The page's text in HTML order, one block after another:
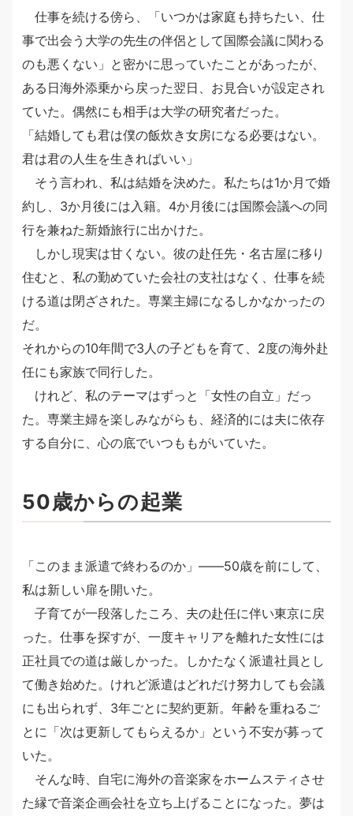
仕事を続ける傍ら、「いつかは家庭も持ちたい、仕
事で出会う大学の先生の伴侶として国際会議に関わる
のも悪くない」と密かに思っていたことがあったが、
ある日海外添乗から戻った翌日、お見合いが設定され
ていた。偶然にも相手は大学の研究者だった。
「結婚しても君は僕の飯炊き女房になる必要はない。
君は君の人生を生きればいい」
そう言われ、私は結婚を決めた。私たちは1か月で婚
約し、3か月後には入籍。4か月後には国際会議への同
行を兼ねた新婚旅行に出かけた。
しかし現実は甘くない。彼の赴任先・名古屋に移り
住むと、私の勤めていた会社の支社はなく、仕事を続
ける道は閉ざされた。専業主婦になるしかなかったの
だ。
それからの10年間で3人の子どもを育て、2度の海外赴
任にも家族で同行した。
けれど、私のテーマはずっと「女性の自立」だっ
た。専業主婦を楽しみながらも、経済的には夫に依存
する自分に、心の底でいつももがいていた。
50歳からの起業
「このまま派遣で終わるのか」――50歳を前にして、
私は新しい扉を開いた。
子育てが一段落したころ、夫の赴任に伴い東京に戻
った。仕事を探すが、一度キャリアを離れた女性には
正社員での道は厳しかった。しかたなく派遣社員とし
て働き始めた。けれど派遣はどれだけ努力しても会議
にも出られず、3年ごとに契約更新。年齢を重ねるご
とに「次は更新してもらえるか」という不安が募って
いた。
そんな時、自宅に海外の音楽家をホームスティさせ
た縁で音楽企画会社を立ち上げることになった。夢は